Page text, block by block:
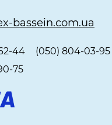
bassein.com.ua
44
(050) 804-03-95
75